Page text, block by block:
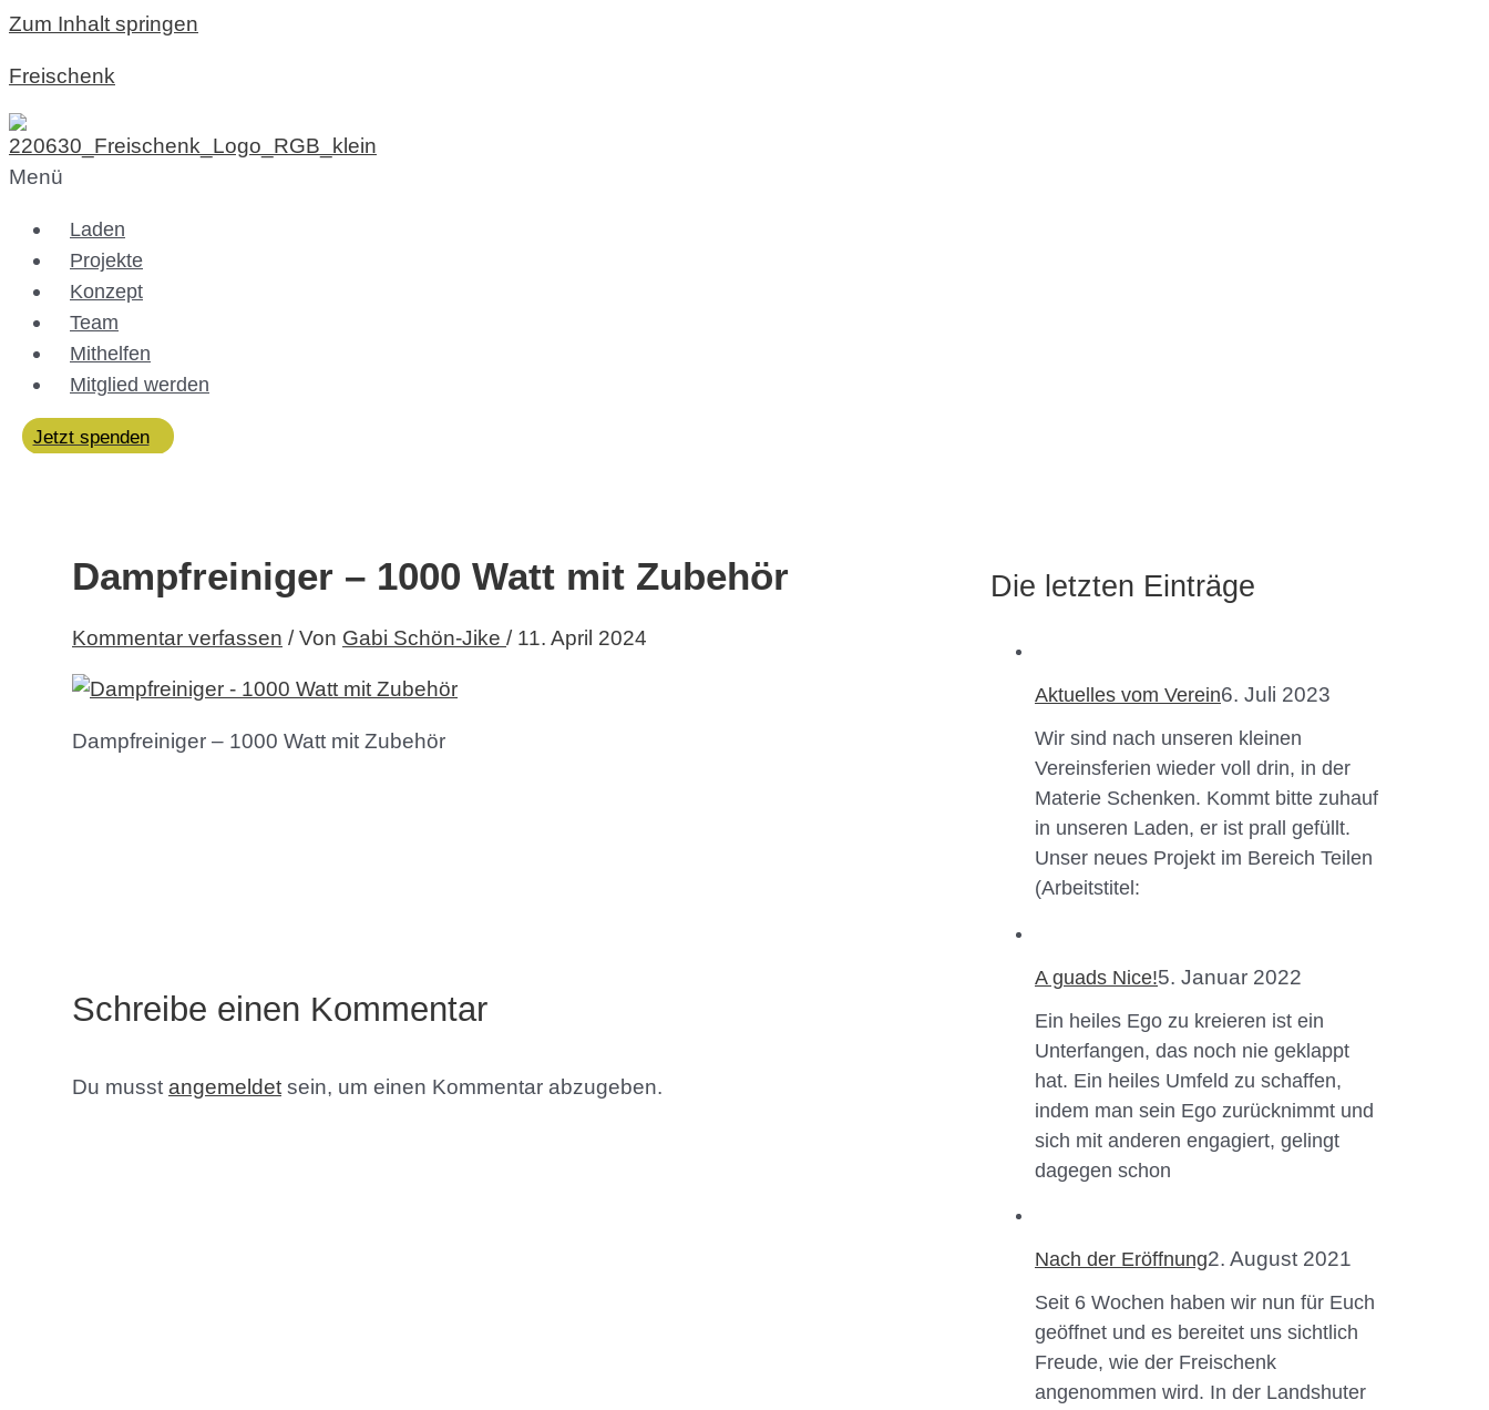
Zum Inhalt springen
Freischenk
Menü
Laden
Projekte
Konzept
Team
Mithelfen
Mitglied werden
Jetzt spenden
Dampfreiniger – 1000 Watt mit Zubehör
Kommentar verfassen / Von Gabi Schön-Jike / 11. April 2024
Dampfreiniger – 1000 Watt mit Zubehör
Schreibe einen Kommentar
Du musst angemeldet sein, um einen Kommentar abzugeben.
Die letzten Einträge
Aktuelles vom Verein6. Juli 2023
Wir sind nach unseren kleinen
Vereinsferien wieder voll drin, in der
Materie Schenken. Kommt bitte zuhauf
in unseren Laden, er ist prall gefüllt.
Unser neues Projekt im Bereich Teilen
(Arbeitstitel:
A guads Nice!5. Januar 2022
Ein heiles Ego zu kreieren ist ein
Unterfangen, das noch nie geklappt
hat. Ein heiles Umfeld zu schaffen,
indem man sein Ego zurücknimmt und
sich mit anderen engagiert, gelingt
dagegen schon
Nach der Eröffnung2. August 2021
Seit 6 Wochen haben wir nun für Euch
geöffnet und es bereitet uns sichtlich
Freude, wie der Freischenk
angenommen wird. In der Landshuter